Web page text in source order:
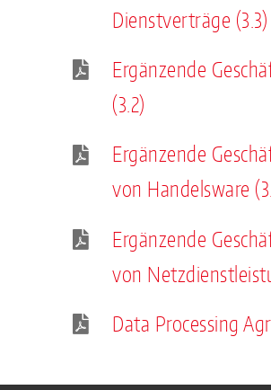
Dienstverträge (3.3)
Ergänzende
(3.2)
Ergänzende
von Handelsware
Ergänzende
von
Data Processing